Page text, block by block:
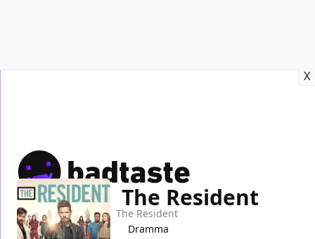
X
Home TV The Resident
The Resident
Dramma